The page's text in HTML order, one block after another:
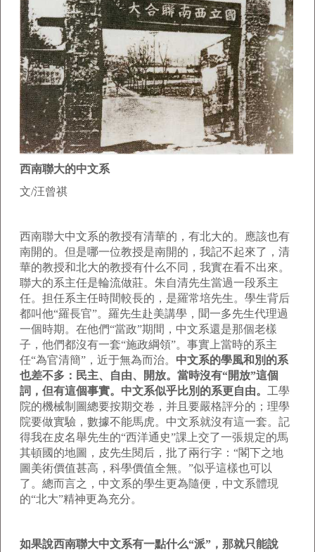
西南聯大的中文系
文/汪曾祺
西南聯大中文系的教授有清華的，有北大的。應該也有
南開的。但是哪一位教授是南開的，我記不起來了，清
華的教授和北大的教授有什么不同，我實在看不出來。
聯大的系主任是輪流做莊。朱自清先生當過一段系主
任。担任系主任時間較長的，是羅常培先生。學生背后
都叫他“羅長官”。羅先生赴美講學，聞一多先生代理過
一個時期。在他們“當政”期間，中文系還是那個老樣
子，他們都沒有一套“施政綱領”。事實上當時的系主
任“為官清簡”，近于無為而治。 中文系的學風和別的系
也差不多：民主、自由、開放。當時沒有“開放”這個
詞，但有這個事實。中文系似乎比別的系更自由。 工學
院的機械制圖總要按期交卷，并且要嚴格評分的；理學
院要做實驗，數據不能馬虎。中文系就沒有這一套。記
得我在皮名舉先生的“西洋通史”課上交了一張規定的馬
其頓國的地圖，皮先生閱后，批了兩行字：“閣下之地
圖美術價值甚高，科學價值全無。”似乎這樣也可以
了。總而言之，中文系的學生更為隨便，中文系體現
的“北大”精神更為充分。
如果說西南聯大中文系有一點什么“派”，那就只能說